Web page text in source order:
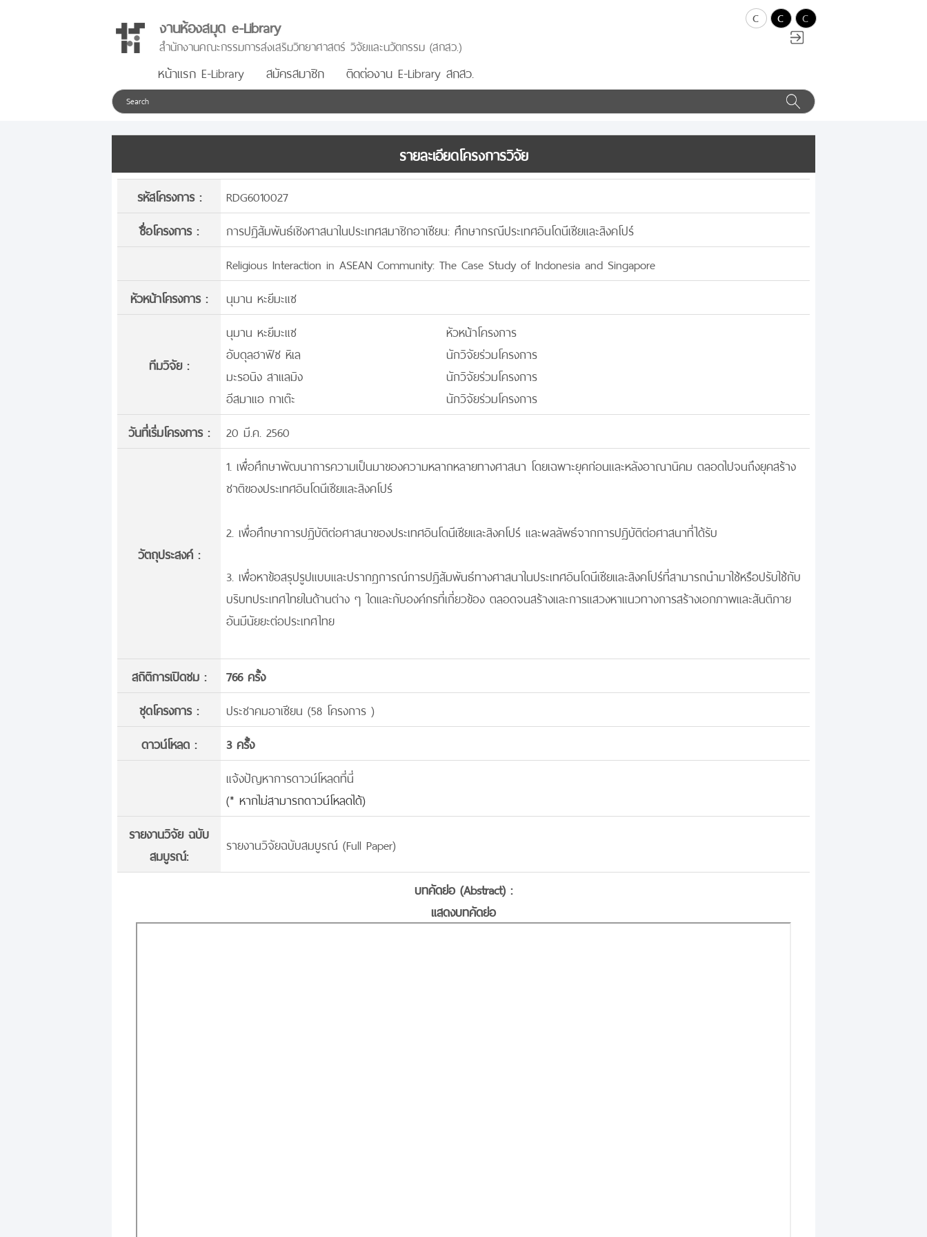
งานห้องสมุด e-Library
สำนักงานคณะกรรมการส่งเสริมวิทยาศาสตร์ วิจัยและนวัตกรรม (สกสว.)
หน้าแรก E-Library สมัครสมาชิก ติดต่องาน E-Library สกสว.
c c c
รายละเอียดโครงการวิจัย
รหัสโครงการ :
RDG6010027
ชื่อโครงการ :
การปฏิสัมพันธ์เชิงศาสนาในประเทศสมาชิกอาเซียน: ศึกษากรณีประเทศอินโดนีเซียและสิงคโปร์
Religious Interaction in ASEAN Community: The Case Study of Indonesia and Singapore
หัวหน้าโครงการ :
นุมาน หะยีมะแซ
ทีมวิจัย :
นุมาน หะยีมะแซ
หัวหน้าโครงการ
อับดุลฮาฟิซ หิเล
นักวิจัยร่วมโครงการ
มะรอนิง สาแลมิง
นักวิจัยร่วมโครงการ
อีสมาแอ กาเต๊ะ
นักวิจัยร่วมโครงการ
วันที่เริ่มโครงการ :
20 มี.ค. 2560
วัตถุประสงค์ :
1. เพื่อศึกษาพัฒนาการความเป็นมาของความหลากหลายทางศาสนา โดยเฉพาะยุคก่อนและหลังอาณานิคม ตลอดไปจนถึงยุคสร้าง
ชาติของประเทศอินโดนีเซียและสิงคโปร์
2. เพื่อศึกษาการปฏิบัติต่อศาสนาของประเทศอินโดนีเซียและสิงคโปร์ และผลลัพธ์จากการปฏิบัติต่อศาสนาที่ได้รับ
3. เพื่อหาข้อสรุปรูปแบบและปรากฏการณ์การปฏิสัมพันธ์ทางศาสนาในประเทศอินโดนีเซียและสิงคโปร์ที่สามารถนำมาใช้หรือปรับใช้กับ
บริบทประเทศไทยในด้านต่าง ๆ ใดและกับองค์กรที่เกี่ยวข้อง ตลอดจนสร้างและการแสวงหาแนวทางการสร้างเอกภาพและสันติภาย
อันมีนัยยะต่อประเทศไทย
สถิติการเปิดชม :
766 ครั้ง
ชุดโครงการ :
ประชาคมอาเซียน (58 โครงการ )
ดาวน์โหลด :
3 ครั้้ง
แจ้งปัญหาการดาวน์โหลดที่นี่
(* หากไม่สามารถดาวน์โหลดได้)
รายงานวิจัย ฉบับ
สมบูรณ์:
รายงานวิจัยฉบับสมบูรณ์ (Full Paper)
บทคัดย่อ (Abstract) :
แสดงบทคัดย่อ